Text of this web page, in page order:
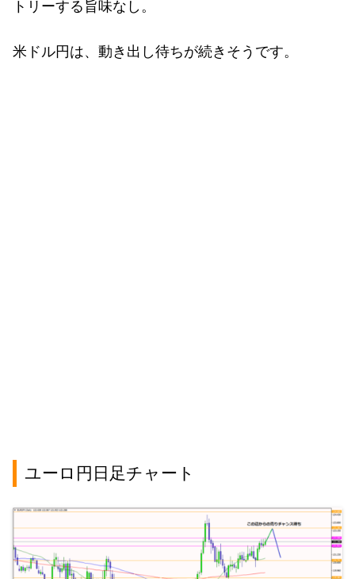
トリーする旨味なし。
米ドル円は、動き出し待ちが続きそうです。
ユーロ円日足チャート